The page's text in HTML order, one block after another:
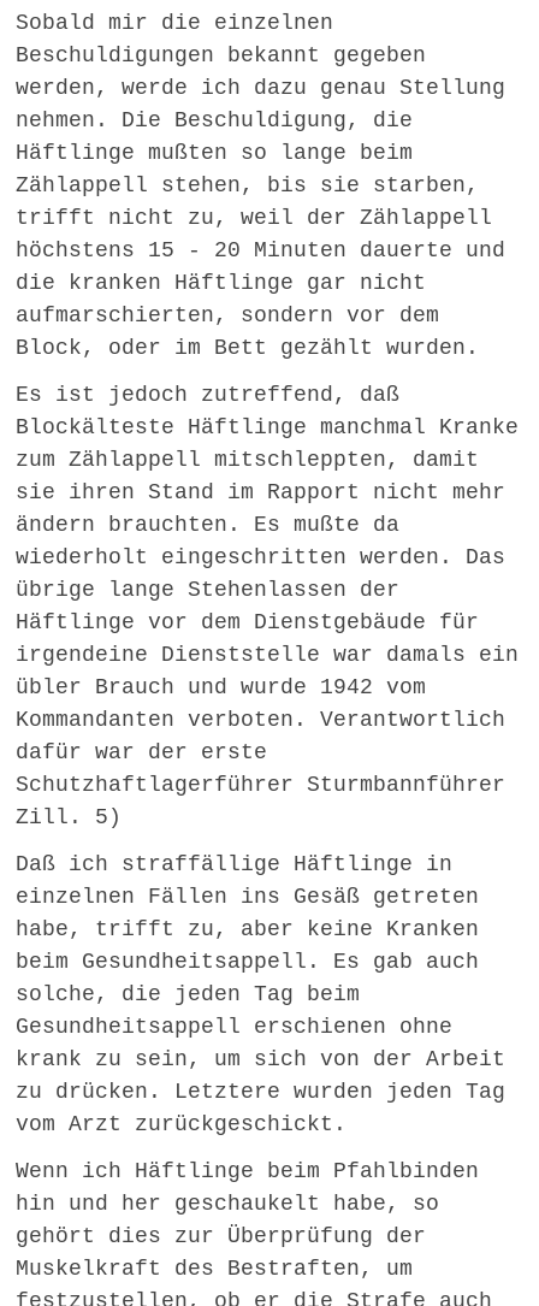
Sobald mir die einzelnen
Beschuldigungen bekannt gegeben
werden, werde ich dazu genau Stellung
nehmen. Die Beschuldigung, die
Häftlinge mußten so lange beim
Zählappell stehen, bis sie starben,
trifft nicht zu, weil der Zählappell
höchstens 15 - 20 Minuten dauerte und
die kranken Häftlinge gar nicht
aufmarschierten, sondern vor dem
Block, oder im Bett gezählt wurden.
Es ist jedoch zutreffend, daß
Blockälteste Häftlinge manchmal Kranke
zum Zählappell mitschleppten, damit
sie ihren Stand im Rapport nicht mehr
ändern brauchten. Es mußte da
wiederholt eingeschritten werden. Das
übrige lange Stehenlassen der
Häftlinge vor dem Dienstgebäude für
irgendeine Dienststelle war damals ein
übler Brauch und wurde 1942 vom
Kommandanten verboten. Verantwortlich
dafür war der erste
Schutzhaftlagerführer Sturmbannführer
Zill. 5)
Daß ich straffällige Häftlinge in
einzelnen Fällen ins Gesäß getreten
habe, trifft zu, aber keine Kranken
beim Gesundheitsappell. Es gab auch
solche, die jeden Tag beim
Gesundheitsappell erschienen ohne
krank zu sein, um sich von der Arbeit
zu drücken. Letztere wurden jeden Tag
vom Arzt zurückgeschickt.
Wenn ich Häftlinge beim Pfahlbinden
hin und her geschaukelt habe, so
gehört dies zur Überprüfung der
Muskelkraft des Bestraften, um
festzustellen, ob er die Strafe auch